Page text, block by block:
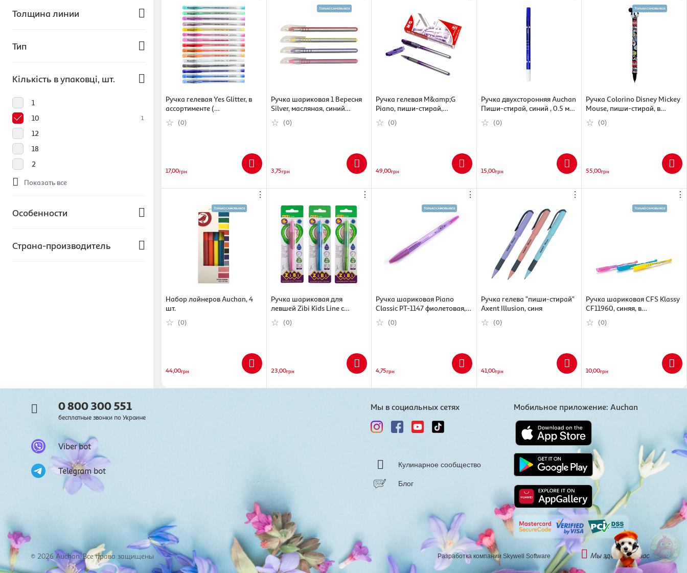
Черный
1
Показать все
Толщина линии
0.7 мм
1
Показать все
Тип
Набор
1
Кількість в упаковці, шт.
1
10
1
12
18
2
Показать все
Особенности
Детские
Страна-производитель
Ручка гелевая Yes Glitter, в
ассортименте (
5056137110353)
(0)
17,00грн
Ручка шариковая 1 Вересня
Silver, масляная, синий
(5009074109522)
(0)
3,75грн
Ручка гелевая M&amp;G
Piano, пиши-стирай,
фиолетовый, 0.7 мм
(6933631511918)
(0)
49,00грн
Ручка двухсторонняя Auchan
Пиши-стирай, синий , 0.5 мм
( 3245676445626)
(0)
15,00грн
Ручка Colorino Disney Mickey
Mouse, пиши-стирай, в
ассортименте
(0)
55,00грн
⋮
Набор лайнеров Auchan, 4
шт.
(0)
44,00грн
⋮
Ручка шариковая для
левшей Zibi Kids Line с
резиновым гриппом, синий ,
0.7 мм (4823078941138)
(0)
23,00грн
⋮
Ручка шариковая Piano
Classic PT-1147 фиолетовая,
0,7 мм
(0)
4,75грн
⋮
Ручка гелева "пиши-стирай"
Axent Illusion, синя
(0)
41,00грн
⋮
Ручка шариковая CFS Klassy
CF11960, синяя, в
ассортименте
(0)
10,00грн
0 800 300 551
бесплатные звонки по Украине
Viber bot
Telegram bot
© 2026 Auchan. Все права защищены
Мы в социальных сетях
Кулинарное сообщество
Блог
Мобильное приложение: Auchan
Разработка компании Skywell Software Мы здесь ради вас